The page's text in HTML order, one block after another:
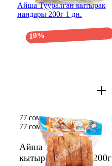
10%
Айша Тууралган кытырак
нандары 200г 1 дн.
Айша Тууралган
кытырак нандары 200г
77 сом
77 сом